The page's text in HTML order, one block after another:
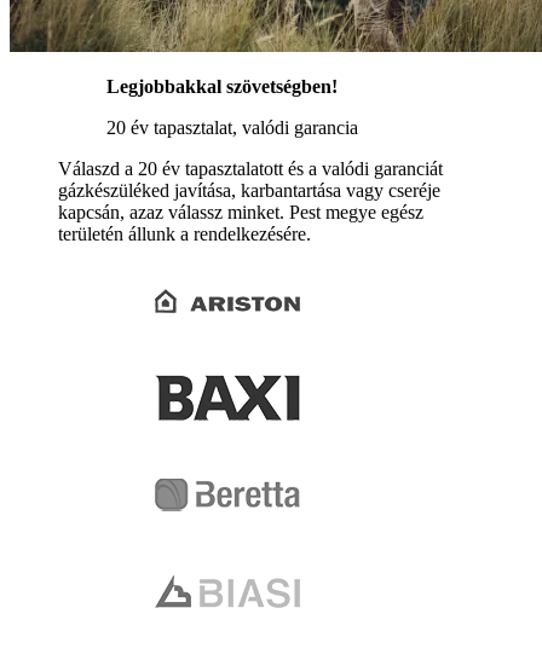
Legjobbakkal szövetségben!
20 év tapasztalat, valódi garancia
Válaszd a 20 év tapasztalatott és a valódi garanciát
gázkészüléked javítása, karbantartása vagy cseréje
kapcsán, azaz válassz minket. Pest megye egész
területén állunk a rendelkezésére.